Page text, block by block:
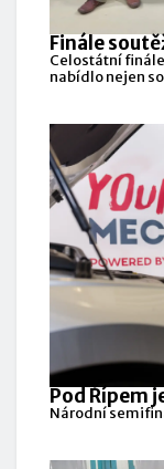
Finále
Celostátní
nabídlo nejen
Pod Řípem
Národní